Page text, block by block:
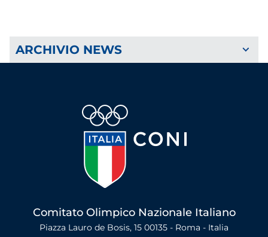
ARCHIVIO NEWS
Comitato Olimpico Nazionale Italiano
Piazza Lauro de Bosis, 15 00135 - Roma - Italia